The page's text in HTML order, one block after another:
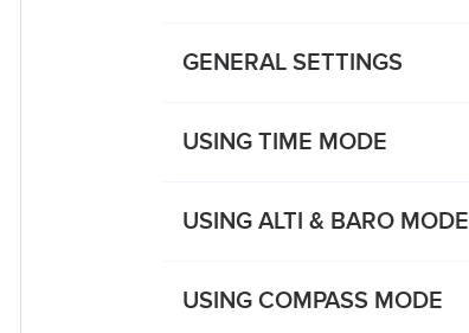
GENERAL SETTINGS
USING TIME MODE
USING ALTI & BARO MODE
USING COMPASS MODE